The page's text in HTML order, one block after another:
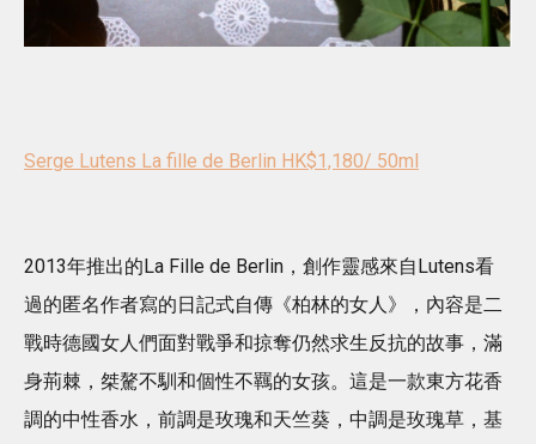
Serge Lutens La fille de Berlin HK$1,180/ 50ml
2013年推出的La Fille de Berlin，創作靈感來自Lutens看
過的匿名作者寫的日記式自傳《柏林的女人》，內容是二
戰時德國女人們面對戰爭和掠奪仍然求生反抗的故事，滿
身荊棘，桀驁不馴和個性不羈的女孩。這是一款東方花香
調的中性香水，前調是玫瑰和天竺葵，中調是玫瑰草，基